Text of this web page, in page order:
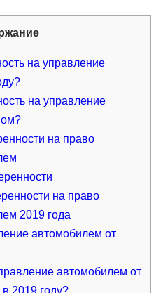
на управление
на управление
на право
на право
2019 года
автомобилем от
автомобилем от
2019 году?